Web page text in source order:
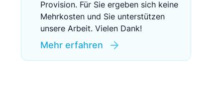
Provision. Für Sie ergeben sich keine
Mehrkosten und Sie unterstützen
unsere Arbeit. Vielen Dank!
Mehr erfahren